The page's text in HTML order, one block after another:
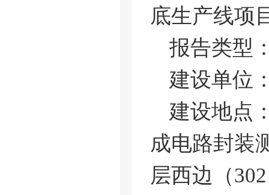
底生产线项
报告类型
建设单位
建设地点
成电路封装
层西边（